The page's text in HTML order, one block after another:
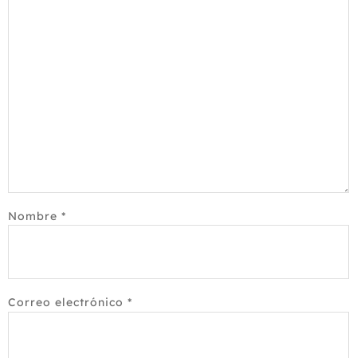
Nombre *
Correo electrónico *